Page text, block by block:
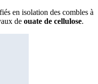
en isolation des combles à
de ouate de cellulose.